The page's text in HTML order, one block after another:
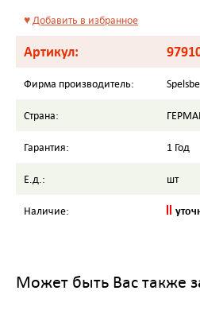
♥Добавить в избранное
Артикул:
Фирма производитель:
Страна:
Гарантия: 1 Год
Е.д.: шт
Наличие:
Может быть Вас также